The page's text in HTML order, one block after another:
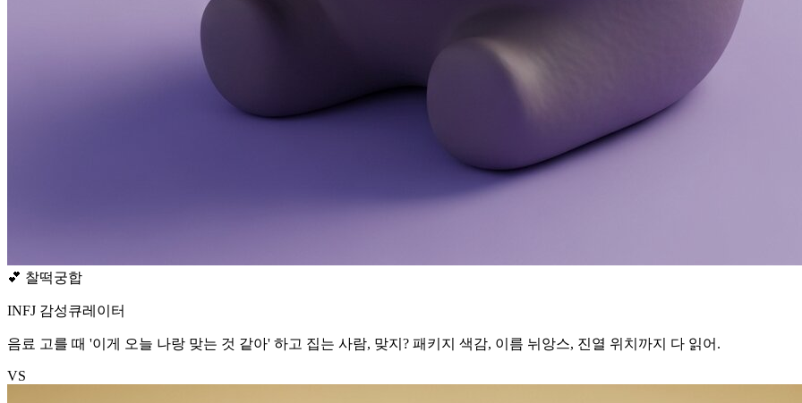
💕 찰떡궁합
INFJ 감성큐레이터
음료 고를 때 '이게 오늘 나랑 맞는 것 같아' 하고 집는 사람, 맞지? 패키지 색감, 이름 뉘앙스, 진열 위치까지 다 읽어.
VS